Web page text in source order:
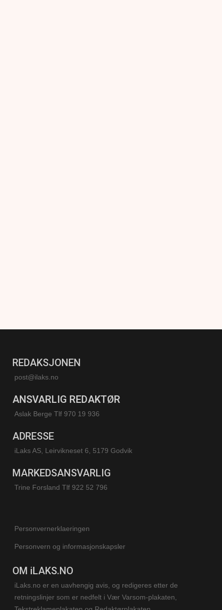
REDAKSJONEN
post@ilaks.no
ANSVARLIG REDAKTØR
Aslak Berge Tlf 970 19 936
ADRESSE
iLaks AS, Leirvikneset 6, 5179 Godvik
MARKEDSANSVARLIG
Trine Forsland Tlf 922 52 796
Personvernerklaeringen
Personvern og informasjonskapsler
OM iLAKS.NO
iLaks.no er en uavhengig avis, og redigeres etter de
retningslinjer som er nedfelt i Vær Varsom-plakaten,